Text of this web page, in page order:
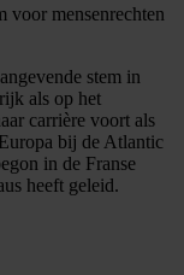
voor mensenrechten
stem in
als op het
carrière voort als
bij de Atlantic
in de Franse
heeft geleid.